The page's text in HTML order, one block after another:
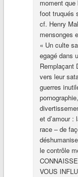
moment
foot truqués
cf. Henry
mensonges
« Un culte
egagé dans
Remplaçant
vers leur
guerres
et d’amour :
race – de
le contrôle
VOUS